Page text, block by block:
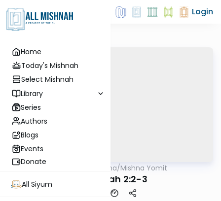
Home
Today's Mishnah
Select Mishnah
Library
Series
Authors
Blogs
Events
Donate
All Siyum
Login
AllMishna/Mishna Yomit
Chagigah 2:2-3